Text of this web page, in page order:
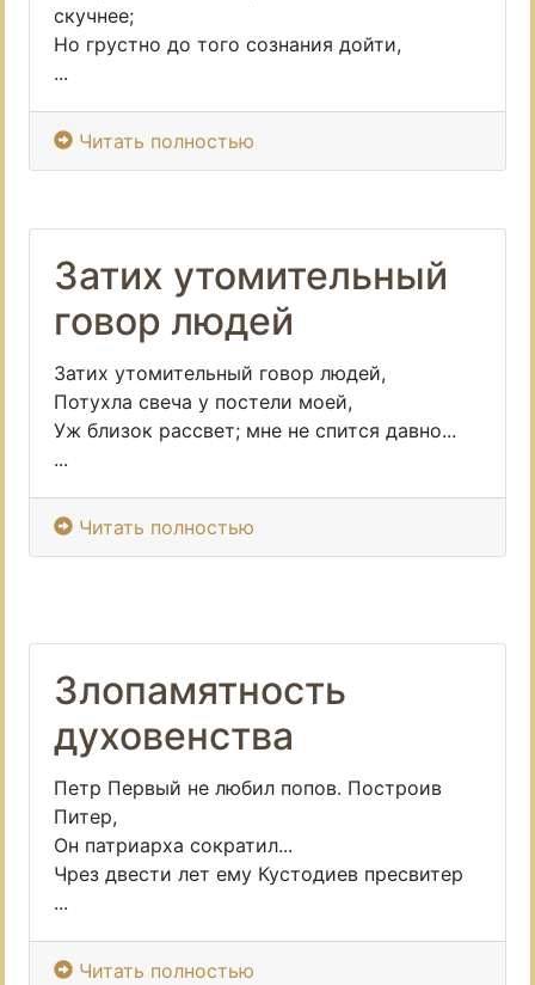
скучнее;
Но грустно до того сознания дойти,
...
Читать полностью
Затих утомительный
говор людей
Затих утомительный говор людей,
Потухла свеча у постели моей,
Уж близок рассвет; мне не спится давно...
...
Читать полностью
Злопамятность
духовенства
Петр Первый не любил попов. Построив
Питер,
Он патриарха сократил...
Чрез двести лет ему Кустодиев пресвитер
...
Читать полностью